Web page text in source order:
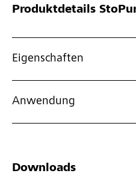
Produktdetails
Eigenschaften
Anwendung
Downloads